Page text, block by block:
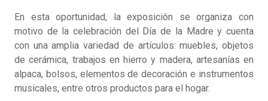
En esta oportunidad, la exposición se organiza con
motivo de la celebración del Día de la Madre y cuenta
con una amplia variedad de artículos: muebles, objetos
de cerámica, trabajos en hierro y madera, artesanías en
alpaca, bolsos, elementos de decoración e instrumentos
musicales, entre otros productos para el hogar.